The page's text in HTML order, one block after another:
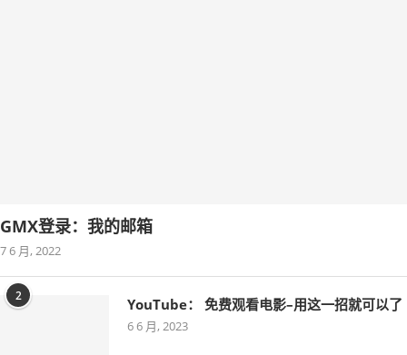
GMX登录：我的邮箱
7 6 月, 2022
2 YouTube： 免费观看电影–用这一招就可以了
6 6 月, 2023